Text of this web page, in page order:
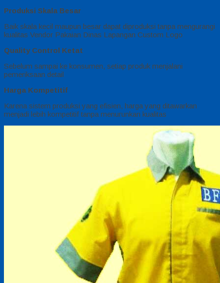
Produksi Skala Besar
Baik skala kecil maupun besar dapat diproduksi tanpa mengurangi
kualitas Vendor Pakaian Dinas Lapangan Custom Logo
Quality Control Ketat
Sebelum sampai ke konsumen, setiap produk menjalani
pemeriksaan detail
Harga Kompetitif
Karena sistem produksi yang efisien, harga yang ditawarkan
menjadi lebih kompetitif tanpa menurunkan kualitas